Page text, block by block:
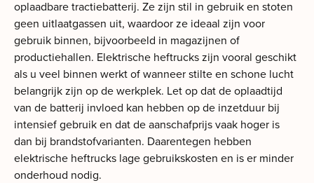
oplaadbare tractiebatterij. Ze zijn stil in gebruik en stoten
geen uitlaatgassen uit, waardoor ze ideaal zijn voor
gebruik binnen, bijvoorbeeld in magazijnen of
productiehallen. Elektrische heftrucks zijn vooral geschikt
als u veel binnen werkt of wanneer stilte en schone lucht
belangrijk zijn op de werkplek. Let op dat de oplaadtijd
van de batterij invloed kan hebben op de inzetduur bij
intensief gebruik en dat de aanschafprijs vaak hoger is
dan bij brandstofvarianten. Daarentegen hebben
elektrische heftrucks lage gebruikskosten en is er minder
onderhoud nodig.